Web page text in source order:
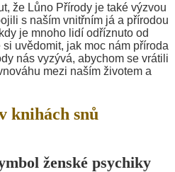
že Lůno Přírody je také výzvou
s naším vnitřním já a přírodou
je mnoho lidí odříznuto od
uvědomit, jak moc nám příroda
nás vyzývá, abychom se vrátili
mezi naším životem a
knihách snů
ženské psychiky